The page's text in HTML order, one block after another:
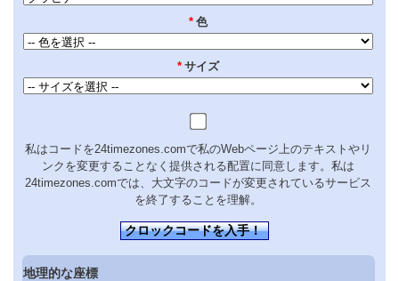
* 色
* サイズ
私はコードを24timezones.comで私のWebページ上のテキストやリ
ンクを変更することなく提供される配置に同意します。私は
24timezones.comでは、大文字のコードが変更されているサービス
を終了することを理解。
クロックコードを入手！
地理的な座標